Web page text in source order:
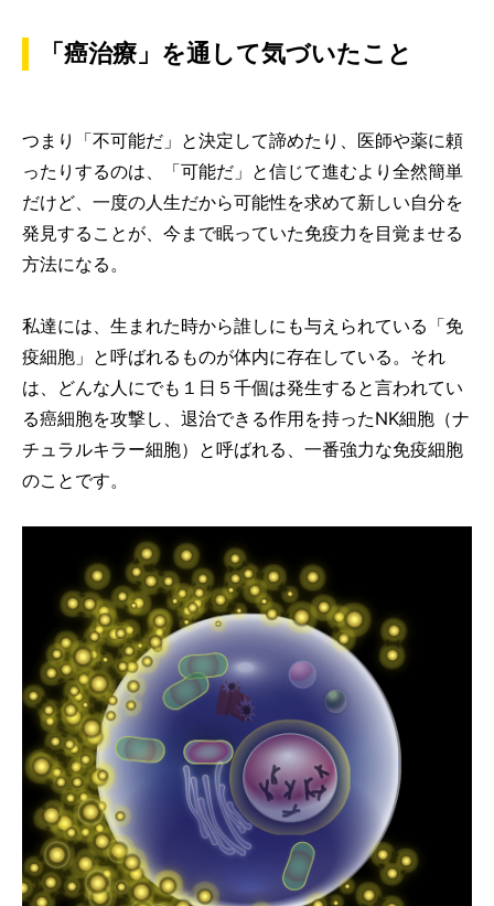
「癌治療」を通して気づいたこと
つまり「不可能だ」と決定して諦めたり、医師や薬に頼
ったりするのは、「可能だ」と信じて進むより全然簡単
だけど、一度の人生だから可能性を求めて新しい自分を
発見することが、今まで眠っていた免疫力を目覚ませる
方法になる。
私達には、生まれた時から誰しにも与えられている「免
疫細胞」と呼ばれるものが体内に存在している。それ
は、どんな人にでも１日５千個は発生すると言われてい
る癌細胞を攻撃し、退治できる作用を持ったNK細胞（ナ
チュラルキラー細胞）と呼ばれる、一番強力な免疫細胞
のことです。